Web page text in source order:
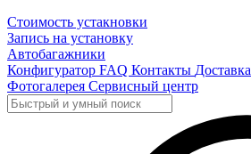
Стоимость устакновки
Запись на установку
Автобагажники
Конфигуратор FAQ Контакты Доставка
Фотогалерея Сервисный центр